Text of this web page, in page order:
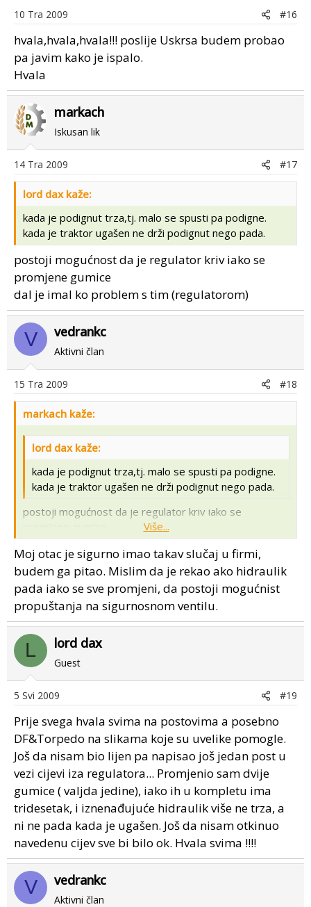
10 Tra 2009 #16
hvala,hvala,hvala!!! poslije Uskrsa budem probao
pa javim kako je ispalo.
Hvala
markach
Iskusan lik
14 Tra 2009 #17
lord dax kaže:
kada je podignut trza,tj. malo se spusti pa podigne.
kada je traktor ugašen ne drži podignut nego pada.
postoji mogućnost da je regulator kriv iako se
promjene gumice
dal je imal ko problem s tim (regulatorom)
V vedrankc
Aktivni član
15 Tra 2009 #18
markach kaže:
lord dax kaže:
kada je podignut trza,tj. malo se spusti pa podigne.
kada je traktor ugašen ne drži podignut nego pada.
Više...
postoji mogućnost da je regulator kriv iako se
dal je imal ko problem s tim (regulatorom) ???
Više...
Moj otac je sigurno imao takav slučaj u firmi,
budem ga pitao. Mislim da je rekao ako hidraulik
pada iako se sve promjeni, da postoji mogućnist
propuštanja na sigurnosnom ventilu.
L lord dax
Guest
5 Svi 2009 #19
Prije svega hvala svima na postovima a posebno
DF&Torpedo na slikama koje su uvelike pomogle.
Još da nisam bio lijen pa napisao još jedan post u
vezi cijevi iza regulatora... Promjenio sam dvije
gumice ( valjda jedine), iako ih u kompletu ima
tridesetak, i iznenađujuće hidraulik više ne trza, a
ni ne pada kada je ugašen. Još da nisam otkinuo
navedenu cijev sve bi bilo ok. Hvala svima !!!!
V vedrankc
Aktivni član